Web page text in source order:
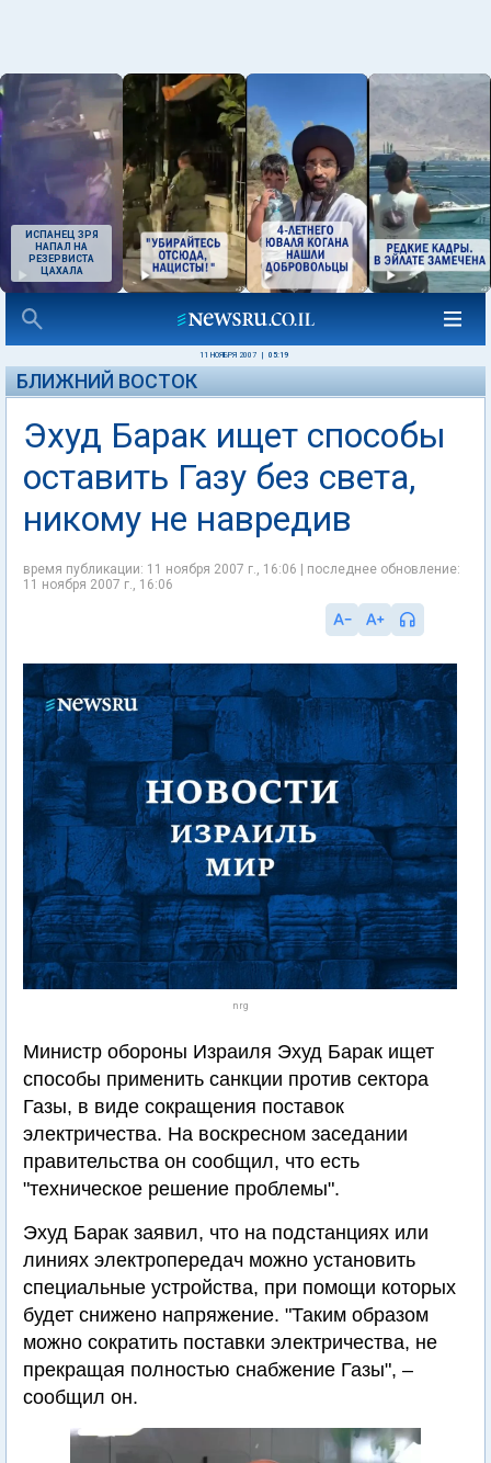
ИСПАНЕЦ ЗРЯ
НАПАЛ НА
РЕЗЕРВИСТА
ЦАХАЛА
11 НОЯБРЯ 2007 05:19
БЛИЖНИЙ ВОСТОК
Эхуд Барак ищет способы
оставить Газу без света,
никому не навредив
время публикации: 11 ноября 2007 г., 16:06 | последнее обновление:
11 ноября 2007 г., 16:06
nrg
Министр обороны Израиля Эхуд Барак ищет
способы применить санкции против сектора
Газы, в виде сокращения поставок
электричества. На воскресном заседании
правительства он сообщил, что есть
"техническое решение проблемы".
Эхуд Барак заявил, что на подстанциях или
линиях электропередач можно установить
специальные устройства, при помощи которых
будет снижено напряжение. "Таким образом
можно сократить поставки электричества, не
прекращая полностью снабжение Газы", –
сообщил он.